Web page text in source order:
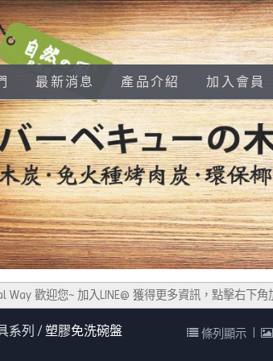
最新消息 產品介紹 加入會員
歡迎您~ 加入LINE@ 獲得更多資訊，點擊右下角加入
系列 塑膠免洗碗盤 條列顯示